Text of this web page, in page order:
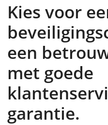
Kies voor
een
met goede
garantie.